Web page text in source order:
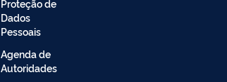
Proteção de
Dados
Pessoais
Agenda de
Autoridades